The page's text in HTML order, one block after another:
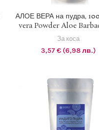
1 EUR = 1.95583 BGN
ДОБАВЯНЕ В
АЛОЕ ВЕРА на пудра,
vera Powder Aloe
За коса
3,57€ (6,98 лв.)